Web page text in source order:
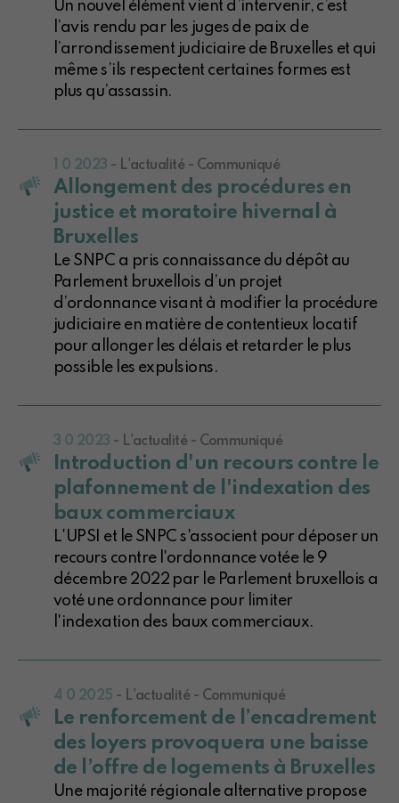
Un nouvel élément vient d’intervenir, c’est
l’avis rendu par les juges de paix de
l’arrondissement judiciaire de Bruxelles et qui
même s’ils respectent certaines formes est
plus qu’assassin.
1 0 2023 - L'actualité - Communiqué
Allongement des procédures en
justice et moratoire hivernal à
Bruxelles
Le SNPC a pris connaissance du dépôt au
Parlement bruxellois d’un projet
d’ordonnance visant à modifier la procédure
judiciaire en matière de contentieux locatif
pour allonger les délais et retarder le plus
possible les expulsions.
3 0 2023 - L'actualité - Communiqué
Introduction d'un recours contre le
plafonnement de l'indexation des
baux commerciaux
L'UPSI et le SNPC s'associent pour déposer un
recours contre l'ordonnance votée le 9
décembre 2022 par le Parlement bruxellois a
voté une ordonnance pour limiter
l'indexation des baux commerciaux.
4 0 2025 - L'actualité - Communiqué
Le renforcement de l’encadrement
des loyers provoquera une baisse
de l’offre de logements à Bruxelles
Une majorité régionale alternative propose